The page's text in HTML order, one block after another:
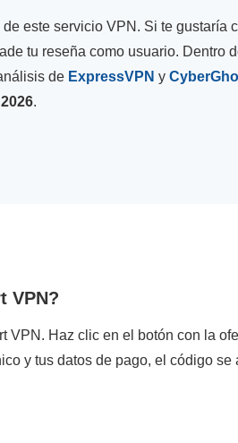
este servicio VPN. Si te gustaría
tu reseña como usuario. Dentro
de ExpressVPN y
2026.
VPN?
VPN. Haz clic en el botón con la
y tus datos de pago, el código se